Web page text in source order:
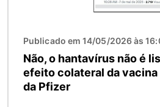
Publicado em 14/05/2026 às
Não, o hantavírus não é
efeito colateral da
da Pfizer